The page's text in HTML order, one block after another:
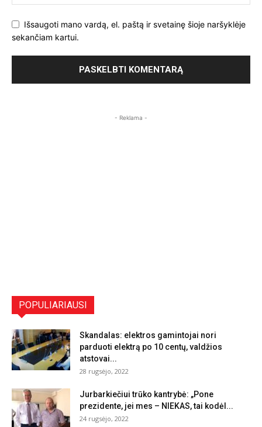
Išsaugoti mano vardą, el. paštą ir svetainę šioje naršyklėje
sekančiam kartui.
- Reklama -
POPULIARIAUSI
Skandalas: elektros gamintojai nori
parduoti elektrą po 10 centų, valdžios
atstovai...
28 rugsėjo, 2022
Jurbarkiečiui trūko kantrybė: „Pone
prezidente, jei mes – NIEKAS, tai kodėl...
24 rugsėjo, 2022